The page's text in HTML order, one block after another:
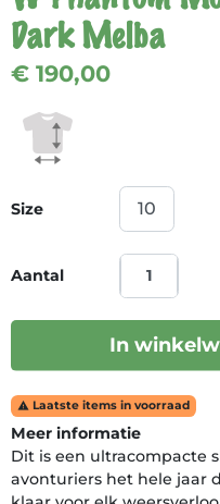
Dark Melba
€ 190,00
Size
Aantal
In
 Laatste items in voorraad
Meer informatie
Dit is een ultracompacte
avonturiers het hele jaar